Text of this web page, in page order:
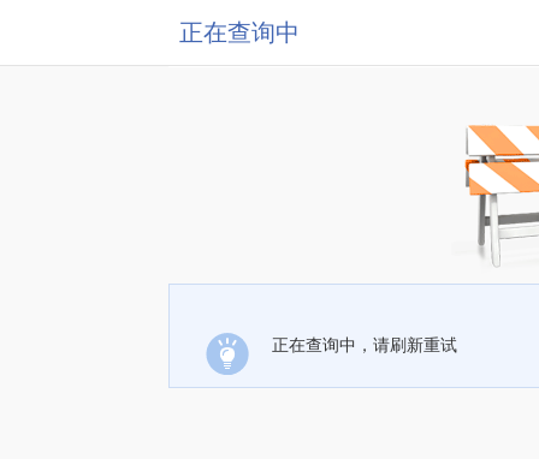
正在查询中
正在查询中，请刷新重试